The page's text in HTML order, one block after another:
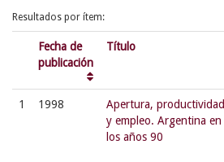
Resultados por ítem:
Fecha de
publicación
Título
1 1998
Apertura, productividad
y empleo. Argentina en
los años 90